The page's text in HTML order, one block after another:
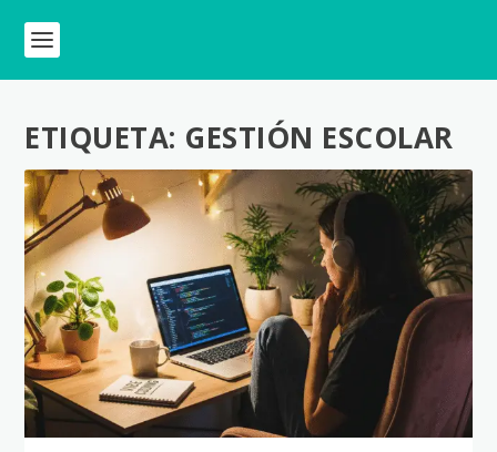
ETIQUETA: GESTIÓN ESCOLAR